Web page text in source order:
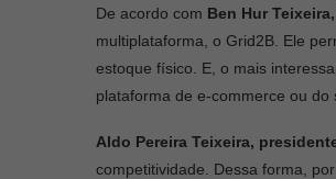
De acordo com Ben Hur
multiplataforma, o Grid2B. Ele
estoque físico. E, o mais
plataforma de e-commerce ou do
Aldo Pereira Teixeira,
competitividade. Dessa forma,